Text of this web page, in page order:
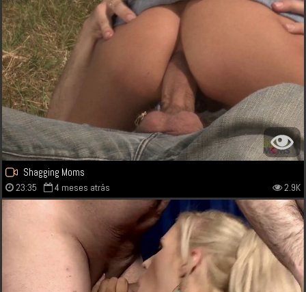
Shagging Moms
23:35 4 meses atrás 2.9K